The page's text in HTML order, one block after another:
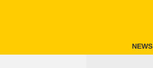
NEWS